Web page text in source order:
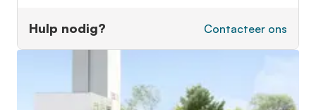
Hulp nodig? Contacteer ons